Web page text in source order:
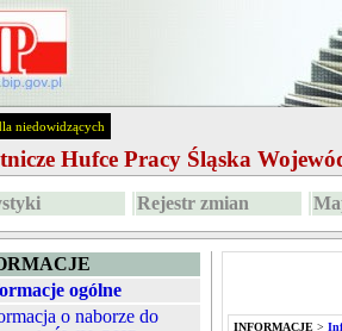
niedowidzących
Hufce Pracy Śląska
Rejestr zmian
ogólne
o naborze do
INFORMACJE >